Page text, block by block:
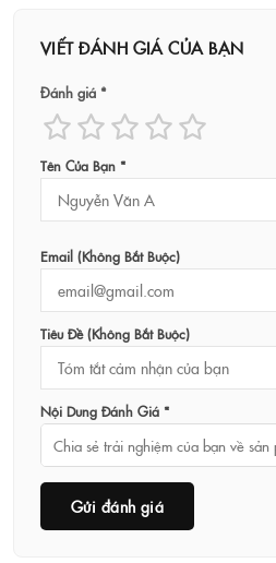
VIẾT ĐÁNH GIÁ CỦA BẠN
Đánh giá *
Tên Của Bạn *
Email (không Bắt Buộc)
Tiêu Đề (không Bắt Buộc)
Nội Dung Đánh Giá *
Gửi đánh giá